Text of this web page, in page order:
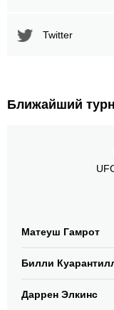
Twitter
Ближайший
Матеуш Гамрот
Билли
Даррен Элкинс